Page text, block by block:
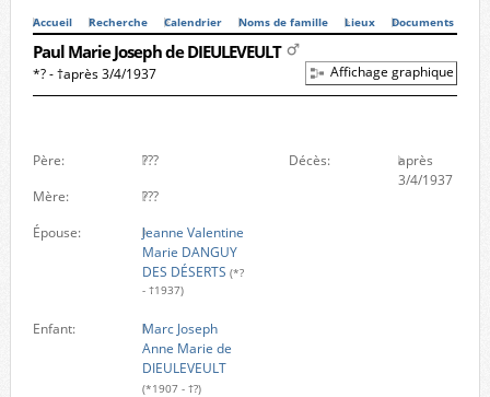
Accueil Recherche Calendrier Noms de famille Lieux Documents
Paul Marie Joseph de DIEULEVEULT
*? - †après 3/4/1937 Affichage graphique
Père:
???
Mère:
???
Épouse:
Jeanne Valentine
Marie DANGUY
DES DÉSERTS (*?
- †1937)
Enfant:
Marc Joseph
Anne Marie de
DIEULEVEULT
(*1907 - †?)
Décès:
après
3/4/1937